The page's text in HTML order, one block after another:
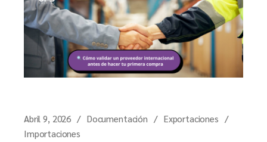
Abril 9, 2026 Documentación
Exportaciones
Importaciones